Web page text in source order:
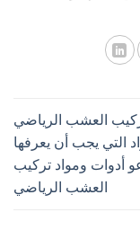
العشب الرياضي
التي يجب أن يعرفها
أدوات ومواد تركيب
العشب الرياضي